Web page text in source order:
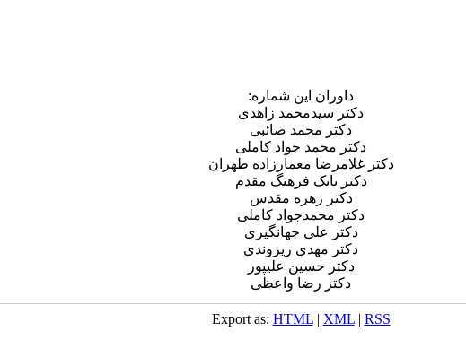
داوران این شماره:
دکتر سیدمحمد زاهدی
دکتر محمد صائبی
دکتر محمد جواد کاملی
دکتر غلامرضا معمارزاده طهران
دکتر بابک فرهنگ مقدم
دکتر زهره مقدس
دکتر محمدجواد کاملی
د‌کتر علی جهانگیری
دکتر مهدی ریزوندی
دکتر حسین علیپور
دکتر رضا واعظی
Export as: HTML| XML| RSS